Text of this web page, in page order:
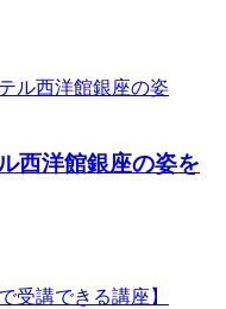
西洋館銀座の姿を
受講できる講座】